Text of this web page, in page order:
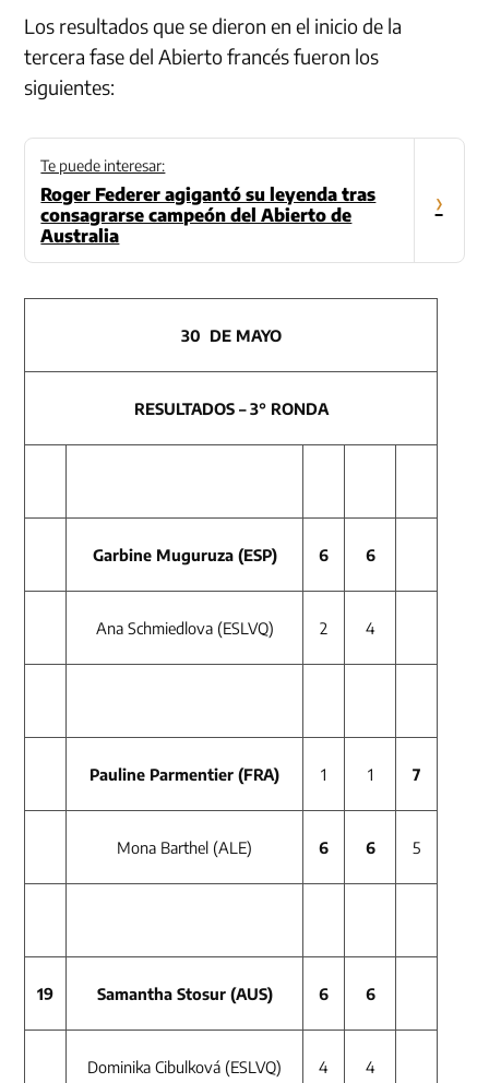
Los resultados que se dieron en el inicio de la
tercera fase del Abierto francés fueron los
siguientes:
Te puede interesar:
Roger Federer agigantó su leyenda tras
consagrarse campeón del Abierto de
Australia
›
30 DE MAYO
RESULTADOS – 3° RONDA
Garbine Muguruza (ESP) 6 6
Ana Schmiedlova (ESLVQ) 2 4
Pauline Parmentier (FRA) 1 1 7
Mona Barthel (ALE) 6 6 5
19 Samantha Stosur (AUS) 6 6
Dominika Cibulková (ESLVQ) 4 4